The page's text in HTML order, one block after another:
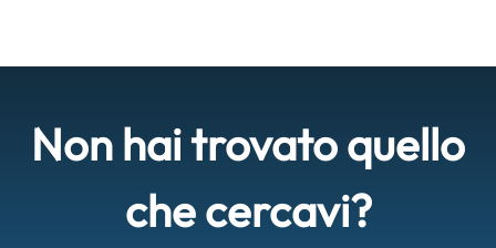
Non hai trovato quello
che cercavi?